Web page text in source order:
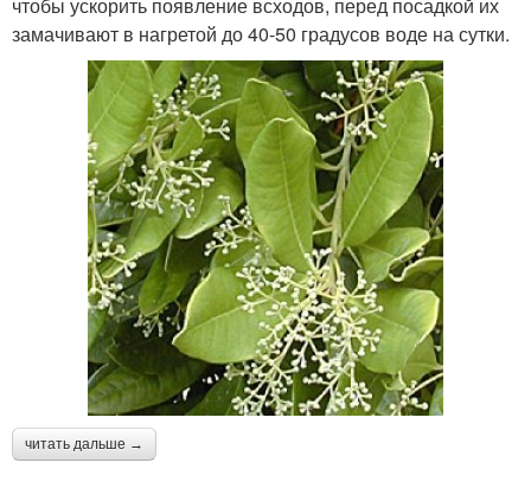
чтобы ускорить появление всходов, перед посадкой их
замачивают в нагретой до 40-50 градусов воде на сутки.
читать дальше →